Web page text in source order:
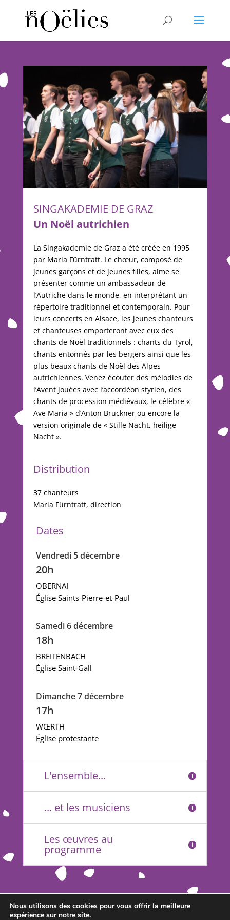
SINGAKADEMIE DE GRAZ
Un Noël autrichien
La Singakademie de Graz a été créée en 1995
par Maria Fürntratt. Le chœur, composé de
jeunes garçons et de jeunes filles, aime se
présenter comme un ambassadeur de
l’Autriche dans le monde, en interprétant un
répertoire traditionnel et contemporain. Pour
leurs concerts en Alsace, les jeunes chanteurs
et chanteuses emporteront avec eux des
chants de Noël traditionnels : chants du Tyrol,
chants entonnés par les bergers ainsi que les
plus beaux chants de Noël des Alpes
autrichiennes. Venez écouter des mélodies de
l’Avent jouées avec l’accordéon styrien, des
chants de procession médiévaux, le célèbre «
Ave Maria » d’Anton Bruckner ou encore la
version originale de « Stille Nacht, heilige
Nacht ».
Distribution
37 chanteurs
Maria Fürntratt, direction
Dates
Vendredi 5 décembre
20h
OBERNAI
Église Saints-Pierre-et-Paul
Samedi 6 décembre
18h
BREITENBACH
Église Saint-Gall
Dimanche 7 décembre
17h
WŒRTH
Église protestante
L'ensemble...
... et les musiciens
Les œuvres au
programme
Nous utilisons des cookies pour vous offrir la meilleure
expérience sur notre site.